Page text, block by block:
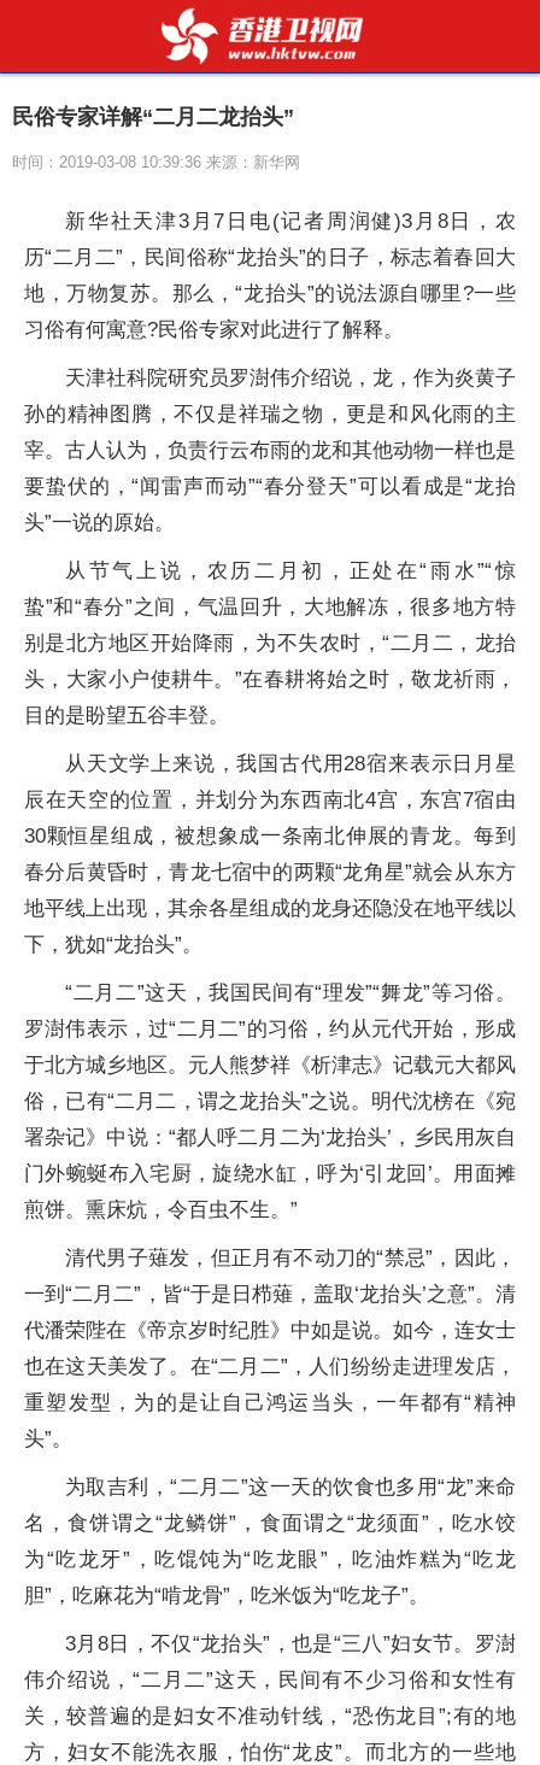
民俗专家详解“二月二龙抬头”
时间：2019-03-08 10:39:36 来源：新华网
新华社天津3月7日电(记者周润健)3月8日，农
历“二月二”，民间俗称“龙抬头”的日子，标志着春回大
地，万物复苏。那么，“龙抬头”的说法源自哪里?一些
习俗有何寓意?民俗专家对此进行了解释。
天津社科院研究员罗澍伟介绍说，龙，作为炎黄子
孙的精神图腾，不仅是祥瑞之物，更是和风化雨的主
宰。古人认为，负责行云布雨的龙和其他动物一样也是
要蛰伏的，“闻雷声而动”“春分登天”可以看成是“龙抬
头”一说的原始。
从节气上说，农历二月初，正处在“雨水”“惊
蛰”和“春分”之间，气温回升，大地解冻，很多地方特
别是北方地区开始降雨，为不失农时，“二月二，龙抬
头，大家小户使耕牛。”在春耕将始之时，敬龙祈雨，
目的是盼望五谷丰登。
从天文学上来说，我国古代用28宿来表示日月星
辰在天空的位置，并划分为东西南北4宫，东宫7宿由
30颗恒星组成，被想象成一条南北伸展的青龙。每到
春分后黄昏时，青龙七宿中的两颗“龙角星”就会从东方
地平线上出现，其余各星组成的龙身还隐没在地平线以
下，犹如“龙抬头”。
“二月二”这天，我国民间有“理发”“舞龙”等习俗。
罗澍伟表示，过“二月二”的习俗，约从元代开始，形成
于北方城乡地区。元人熊梦祥《析津志》记载元大都风
俗，已有“二月二，谓之龙抬头”之说。明代沈榜在《宛
署杂记》中说：“都人呼二月二为‘龙抬头’，乡民用灰自
门外蜿蜒布入宅厨，旋绕水缸，呼为‘引龙回’。用面摊
煎饼。熏床炕，令百虫不生。”
清代男子薙发，但正月有不动刀的“禁忌”，因此，
一到“二月二”，皆“于是日栉薙，盖取‘龙抬头’之意”。清
代潘荣陛在《帝京岁时纪胜》中如是说。如今，连女士
也在这天美发了。在“二月二”，人们纷纷走进理发店，
重塑发型，为的是让自己鸿运当头，一年都有“精神
头”。
为取吉利，“二月二”这一天的饮食也多用“龙”来命
名，食饼谓之“龙鳞饼”，食面谓之“龙须面”，吃水饺
为“吃龙牙”，吃馄饨为“吃龙眼”，吃油炸糕为“吃龙
胆”，吃麻花为“啃龙骨”，吃米饭为“吃龙子”。
3月8日，不仅“龙抬头”，也是“三八”妇女节。罗澍
伟介绍说，“二月二”这天，民间有不少习俗和女性有
关，较普遍的是妇女不准动针线，“恐伤龙目”;有的地
方，妇女不能洗衣服，怕伤“龙皮”。而北方的一些地